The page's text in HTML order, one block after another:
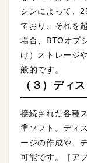
シンによって、
ており、それを
場合、BTOオプ
け）ストレージ
般的です。
（３）ディ
接続された各種
準ソフト。ディ
ージの作成や、
可能です。［ア